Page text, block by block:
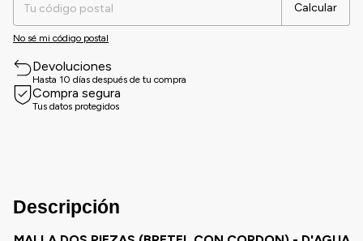
Calcular
No sé mi código postal
Devoluciones
Hasta 10 días después de tu compra
Compra segura
Tus datos protegidos
Descripción